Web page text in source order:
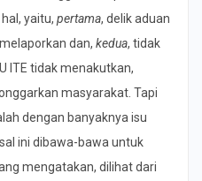
yaitu, pertama, delik aduan
dan, kedua, tidak
ITE tidak menakutkan,
masyarakat. Tapi
dengan banyaknya isu
ini dibawa-bawa untuk
mengatakan, dilihat dari